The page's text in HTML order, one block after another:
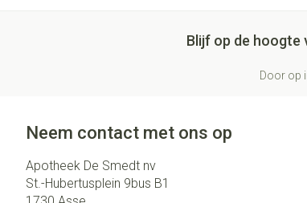
Blijf op de hoogte
Door op
Neem contact met ons op
Apotheek De Smedt nv
St.-Hubertusplein 9bus B1